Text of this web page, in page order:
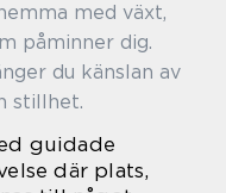
med växt,
påminner dig.
du känslan av
stillhet.
guidade
där plats,